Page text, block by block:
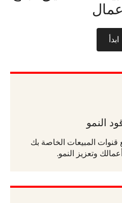
ابدأ
النمو
قنوات المبيعات الخاصة بك
وتعزيز النمو.